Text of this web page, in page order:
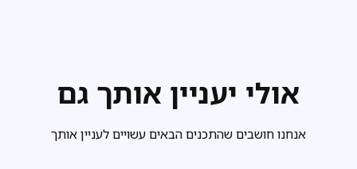
אולי יעניין אותך גם
אנחנו חושבים שהתכנים הבאים עשויים לעניין אותך